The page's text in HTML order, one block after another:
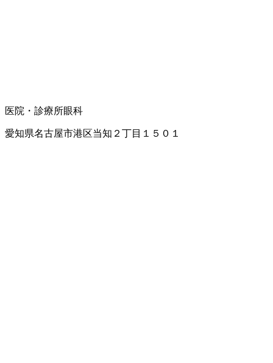
医院・診療所眼科
愛知県名古屋市港区当知２丁目１５０１